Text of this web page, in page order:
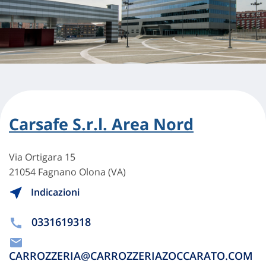
Carsafe S.r.l. Area Nord
Via Ortigara 15
21054 Fagnano Olona (VA)
Indicazioni
0331619318
CARROZZERIA@CARROZZERIAZOCCARATO.COM